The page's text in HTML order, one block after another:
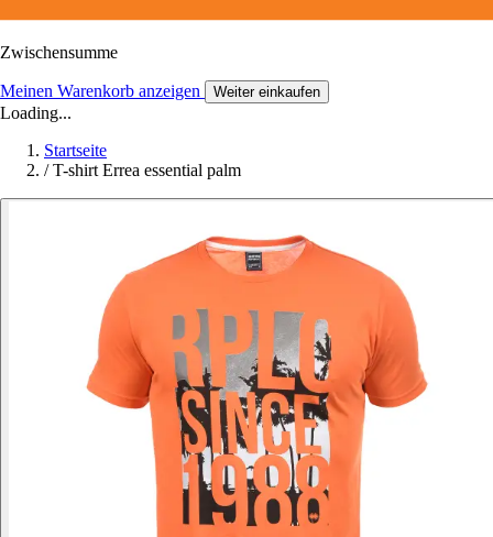
Zwischensumme
Meinen Warenkorb anzeigen Weiter einkaufen
Loading...
Startseite
/ T-shirt Errea essential palm